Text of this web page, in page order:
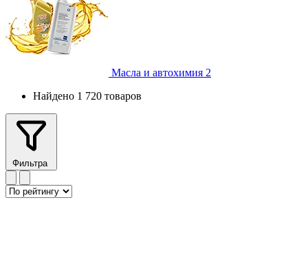
Масла и автохимия 2
Найдено 1 720 товаров
Фильтра